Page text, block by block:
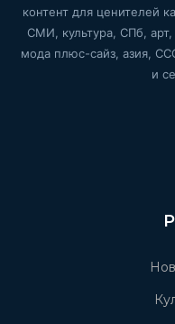
контент для ценителей
СМИ, культура, СПб,
мода плюс-сайз, азия,
и